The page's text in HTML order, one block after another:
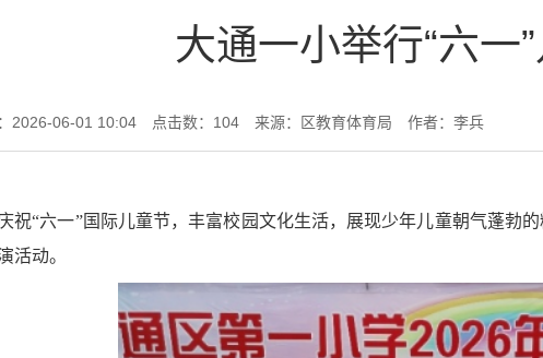
大通一小举行“六一
2026-06-01 10:04 点击数： 104 来源：区教育体育局 作者：李兵
祝“六一”国际儿童节，丰富校园文化生活，展现少年儿童朝气蓬勃
活动。